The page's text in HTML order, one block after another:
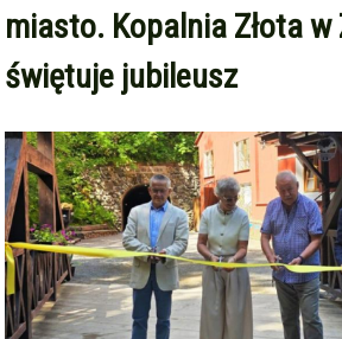
miasto. Kopalnia Złota w
świętuje jubileusz